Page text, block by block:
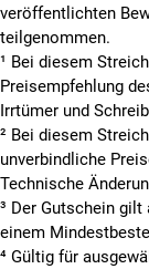
veröffentlichten
teilgenommen.
¹ Bei diesem
Preisempfehlung
Irrtümer und
² Bei diesem
unverbindliche
Technische
³ Der Gutschein
einem
⁴ Gültig für